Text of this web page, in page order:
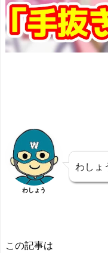
わしょう
わしょ
この記事は